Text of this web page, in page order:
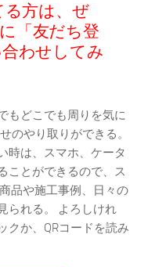
る方は、ぜ
「友だち登
わせしてみ
もどこでも周りを気に
のやり取りができる。
時は、スマホ、ケータ
ことができるので、ス
品や施工事例、日々の
れる。
よろしけれ
クか、QRコードを読み